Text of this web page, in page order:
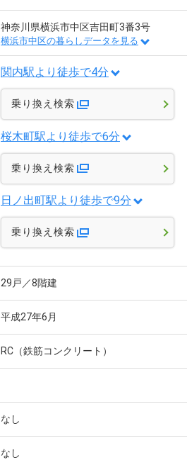
神奈川県横浜市中区吉田町3番3号
横浜市中区の暮らしデータを見る
関内駅より徒歩で4分
乗り換え検索
桜木町駅より徒歩で6分
乗り換え検索
日ノ出町駅より徒歩で9分
乗り換え検索
29戸／8階建
平成27年6月
RC（鉄筋コンクリート）
なし
なし